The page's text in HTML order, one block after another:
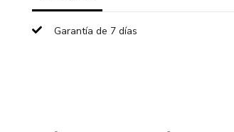
Garantía de 7 días